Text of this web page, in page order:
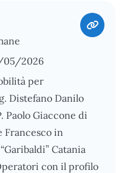
05/2026
per
Distefano Danilo
Paolo Giaccone di
Francesco in
Catania
con il profilo